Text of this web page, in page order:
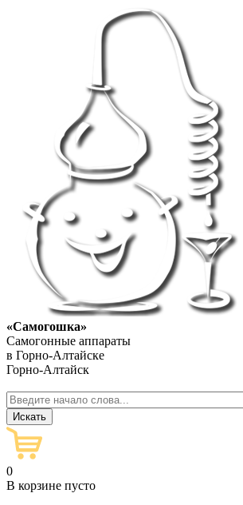
«Самогошка»
Самогонные аппараты
в Горно-Алтайске
Горно-Алтайск
0
В корзине пусто